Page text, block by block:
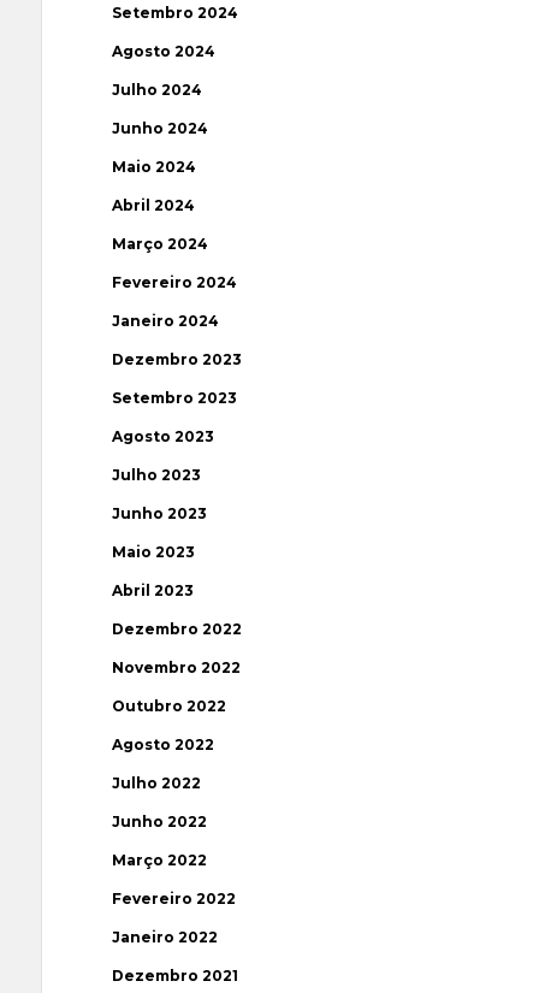
Setembro 2024
Agosto 2024
Julho 2024
Junho 2024
Maio 2024
Abril 2024
Março 2024
Fevereiro 2024
Janeiro 2024
Dezembro 2023
Setembro 2023
Agosto 2023
Julho 2023
Junho 2023
Maio 2023
Abril 2023
Dezembro 2022
Novembro 2022
Outubro 2022
Agosto 2022
Julho 2022
Junho 2022
Março 2022
Fevereiro 2022
Janeiro 2022
Dezembro 2021